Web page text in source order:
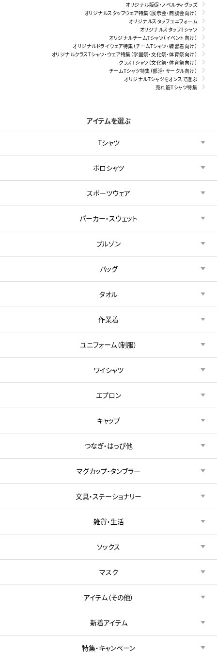
オリジナル販促・ノベルティグッズ
オリジナルスタッフウェア特集（展示会・商談会向け）
オリジナルスタッフユニフォーム
オリジナルスタッフTシャツ
オリジナルチームTシャツ（イベント向け）
オリジナルドライウェア特集（チームTシャツ・練習着向け）
オリジナルクラスTシャツ・ウェア特集（学園祭・文化祭・体育祭向け）
クラスTシャツ（文化祭・体育祭向け）
チームTシャツ特集（部活・サークル向け）
オリジナルTシャツをオンスで選ぶ
売れ筋Tシャツ特集
アイテムを選ぶ
Tシャツ
ポロシャツ
スポーツウェア
パーカー・スウェット
ブルゾン
バッグ
タオル
作業着
ユニフォーム（制服）
ワイシャツ
エプロン
キャップ
つなぎ・はっぴ他
マグカップ・タンブラー
文具・ステーショナリー
雑貨・生活
ソックス
マスク
アイテム（その他）
新着アイテム
特集・キャンペーン